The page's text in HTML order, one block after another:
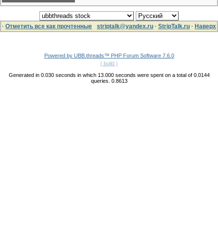
· Отметить все как прочтенные striptalk@yandex.ru · StripTalk.ru · Наверх
Powered by UBB.threads™ PHP Forum Software 7.6.0
( build )
Generated in 0.030 seconds in which 13.000 seconds were spent on a total of 0.0144
queries. 0.8613